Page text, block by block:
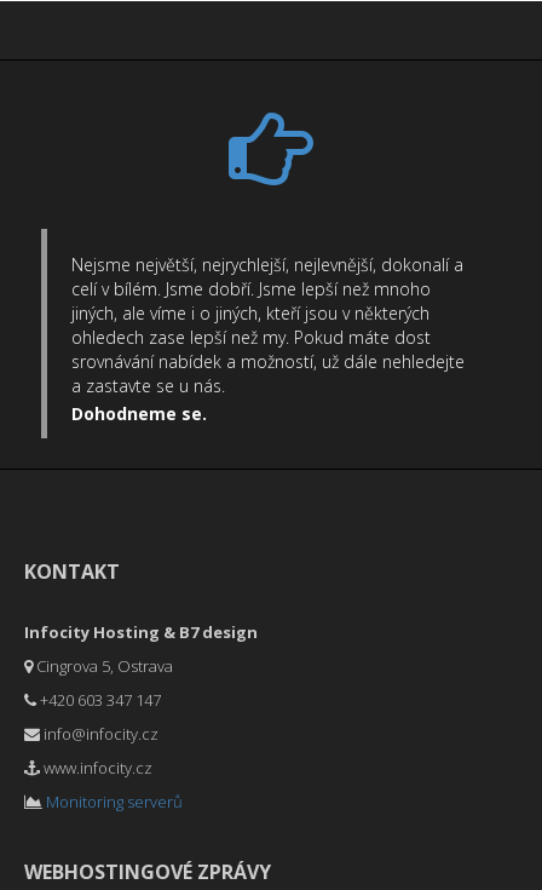
Nejsme největší, nejrychlejší, nejlevnější, dokonalí a
celí v bílém. Jsme dobří. Jsme lepší než mnoho
jiných, ale víme i o jiných, kteří jsou v některých
ohledech zase lepší než my. Pokud máte dost
srovnávání nabídek a možností, už dále nehledejte
a zastavte se u nás.
Dohodneme se.
KONTAKT
Infocity Hosting & B7 design
Cingrova 5, Ostrava
+420 603 347 147
info@infocity.cz
www.infocity.cz
Monitoring serverů
WEBHOSTINGOVÉ ZPRÁVY